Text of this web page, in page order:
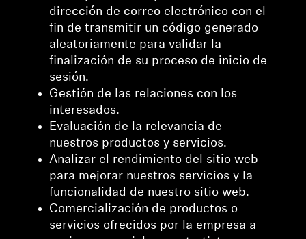
dirección de correo electrónico con el
fin de transmitir un código generado
aleatoriamente para validar la
finalización de su proceso de inicio de
sesión.
Gestión de las relaciones con los
interesados.
Evaluación de la relevancia de
nuestros productos y servicios.
Analizar el rendimiento del sitio web
para mejorar nuestros servicios y la
funcionalidad de nuestro sitio web.
Comercialización de productos o
servicios ofrecidos por la empresa a